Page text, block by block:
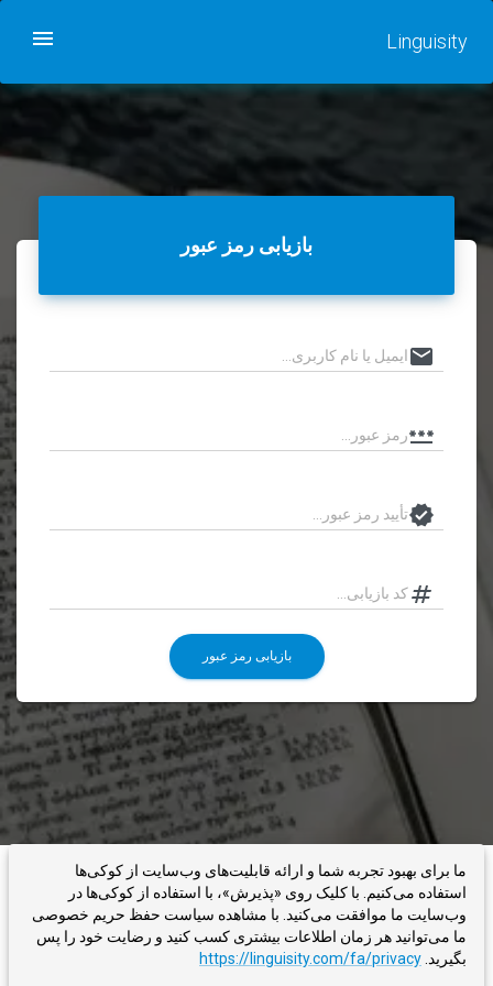
Linguisity
بازیابی رمز عبور
بازیابی رمز عبور
LINGUISITY درباره ما بلاگ تماس با ما شرایط
سیاست حفظ حریم خصوصی
ما برای بهبود تجربه شما و ارائه قابلیت‌های وب‌سایت از کوکی‌ها
استفاده می‌کنیم. با کلیک روی «پذیرش»، با استفاده از کوکی‌ها در
وب‌سایت ما موافقت می‌کنید. با مشاهده سیاست حفظ حریم خصوصی
ما می‌توانید هر زمان اطلاعات بیشتری کسب کنید و رضایت خود را پس
بگیرید. https://linguisity.com/fa/privacy